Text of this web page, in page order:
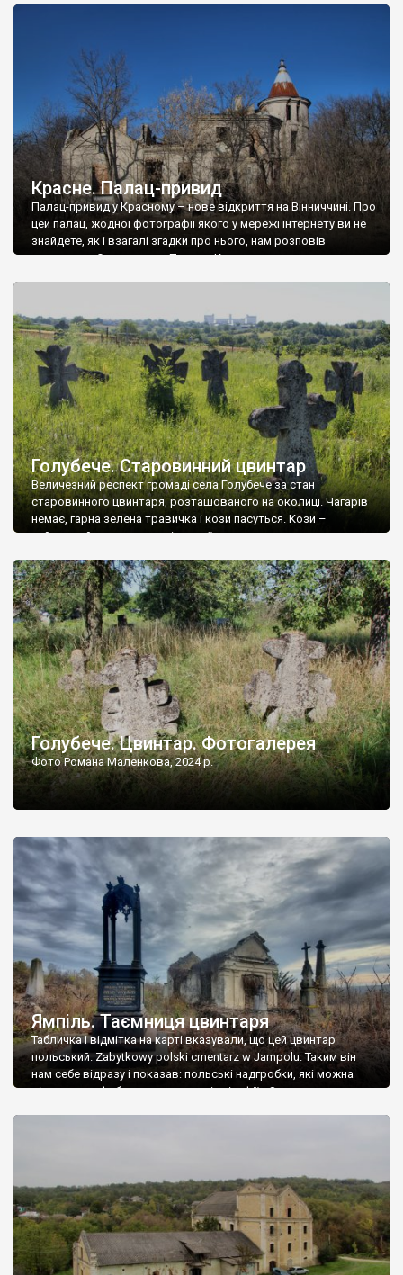
Красне. Палац-привид
Палац-привид у Красному – нове відкриття на Вінниччині. Про
цей палац, жодної фотографії якого у мережі інтернету ви не
знайдете, як і взагалі згадки про нього, нам розповів
мешканець Самгородка. Палац у Красному вразив не лише
Голубече. Старовинний цвинтар
Величезний респект громаді села Голубече за стан
старовинного цвинтаря, розташованого на околиці. Чагарів
немає, гарна зелена травичка і кози пасуться. Кози –
найкращий регулятор шкідливої, для старих кладовищ,
бруньками, кози ті бруньки обгризають, бо то улюблений
делікатес. На цвинтарі у Голубечому ціла колекція
різноманітних форм хрестів. Село відносно невелике, […]
Голубече. Цвинтар. Фотогалерея
Фото Романа Маленкова, 2024 р.
Ямпіль. Таємниця цвинтаря
Табличка і відмітка на карті вказували, що цей цвинтар
польський. Zabytkowy polski cmentarz w Jampolu. Таким він
нам себе відразу і показав: польські надгробки, які можна
віднести до фабричних, польські епітафії… Загалом цвинтар